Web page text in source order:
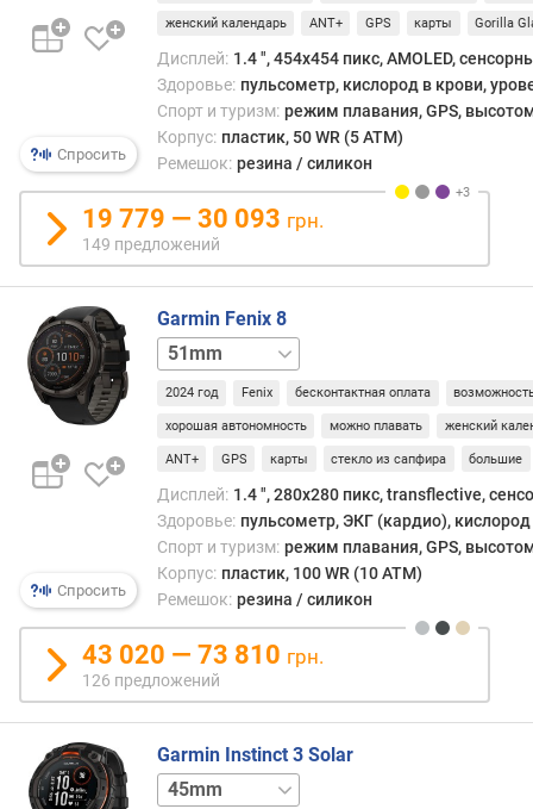
л
е
п
о
к
о
л
ч
е
с
т
в
п
о
ж
е
н
и
й
д
Спросить
женский календарь ANT+ GPS карты Gorilla
Дисплей: 1.4 ", 454x454 пикс, AMOLED,
Здоровье: пульсометр, кислород в крови,
Спорт и туризм: режим плавания, GPS,
Корпус: пластик, 50 WR (5 ATM)
Ремешок: резина / силикон
19 779 — 30 093 грн.
149 предложений
Спросить
Garmin Fenix 8
47mm
2024 год Fenix бесконтактная оплата
хорошая автономность можно плавать женский
ANT+ GPS карты стекло из сапфира большие
Дисплей: 1.4 ", 280x280 пикс, transflective,
Здоровье: пульсометр, ЭКГ (кардио), кислород
Спорт и туризм: режим плавания, GPS,
Корпус: пластик, 100 WR (10 ATM)
Ремешок: резина / силикон
43 020 — 73 810 грн.
126 предложений
Garmin Instinct 3 Solar
50mm